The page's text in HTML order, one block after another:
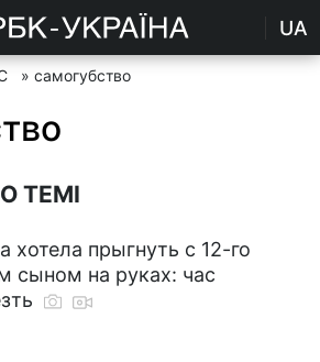
UA
» самогубство
ТЕМІ
прыгнуть с 12-го
сыном на руках: час